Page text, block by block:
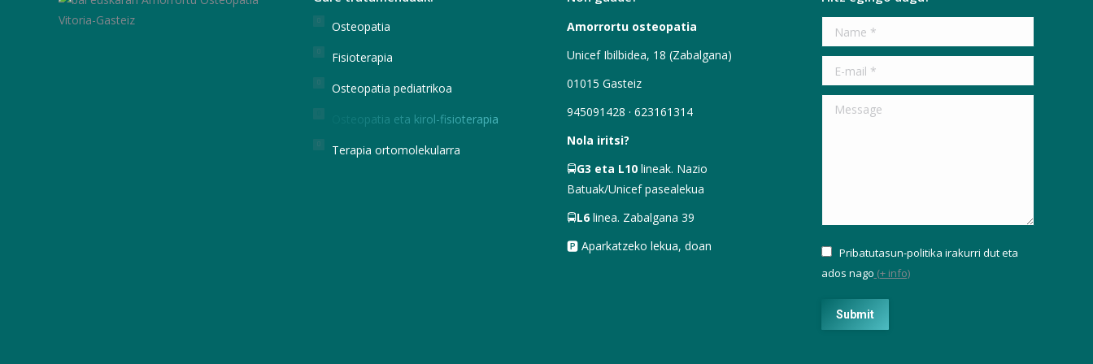
Osteopatia
Fisioterapia
Osteopatia pediatrikoa
Osteopatia eta kirol-fisioterapia
Terapia ortomolekularra
Amorrortu osteopatia
Unicef Ibilbidea, 18 (Zabalgana)
01015 Gasteiz
945091428 · 623161314
Nola iritsi?
🚍G3 eta L10 lineak. Nazio
Batuak/Unicef pasealekua
🚍L6linea. Zabalgana 39
🅿 Aparkatzeko lekua, doan
Name *
E-mail *
Message
Pribatutasun-politika irakurri dut eta
ados nago (+ info)
Submit